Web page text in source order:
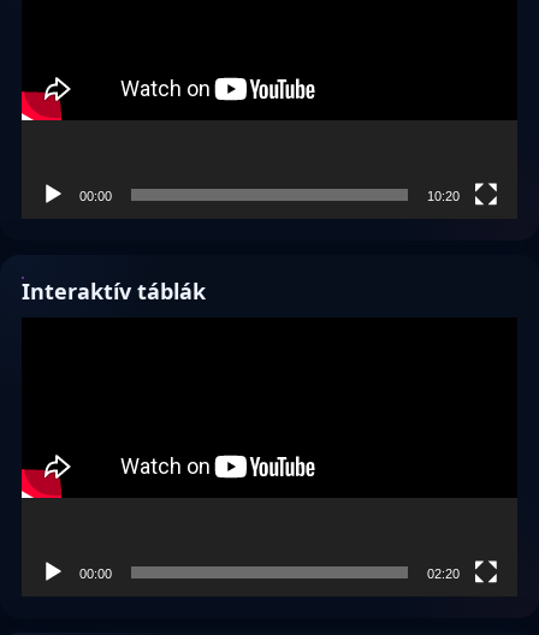
00:00 10:20
Interaktív táblák
00:00 02:20